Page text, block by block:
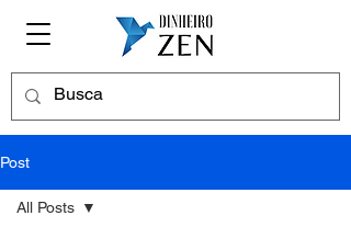
Post
All Posts